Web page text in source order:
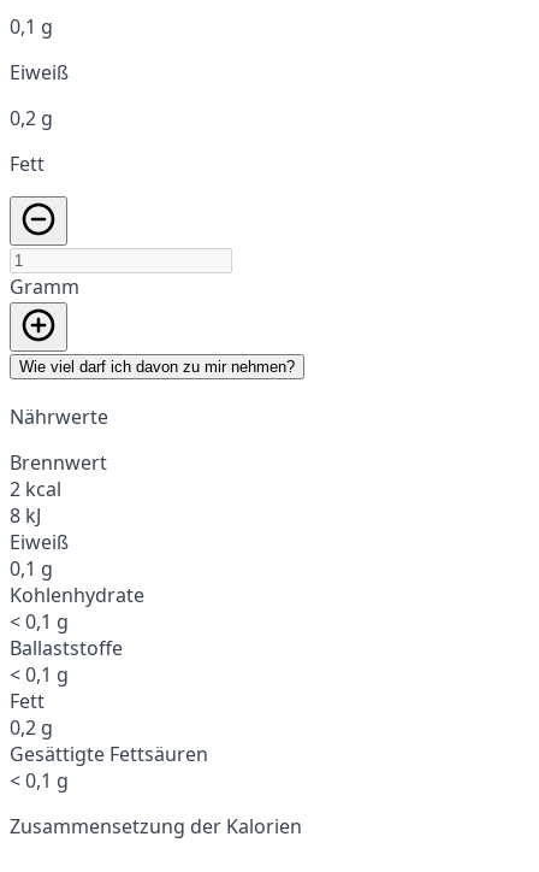
0,1 g
Eiweiß
0,2 g
Fett
Gramm
Wie viel darf ich davon zu mir nehmen?
Nährwerte
Brennwert
2 kcal
8 kJ
Eiweiß
0,1 g
Kohlenhydrate
< 0,1 g
Ballaststoffe
< 0,1 g
Fett
0,2 g
Gesättigte Fettsäuren
< 0,1 g
Zusammensetzung der Kalorien